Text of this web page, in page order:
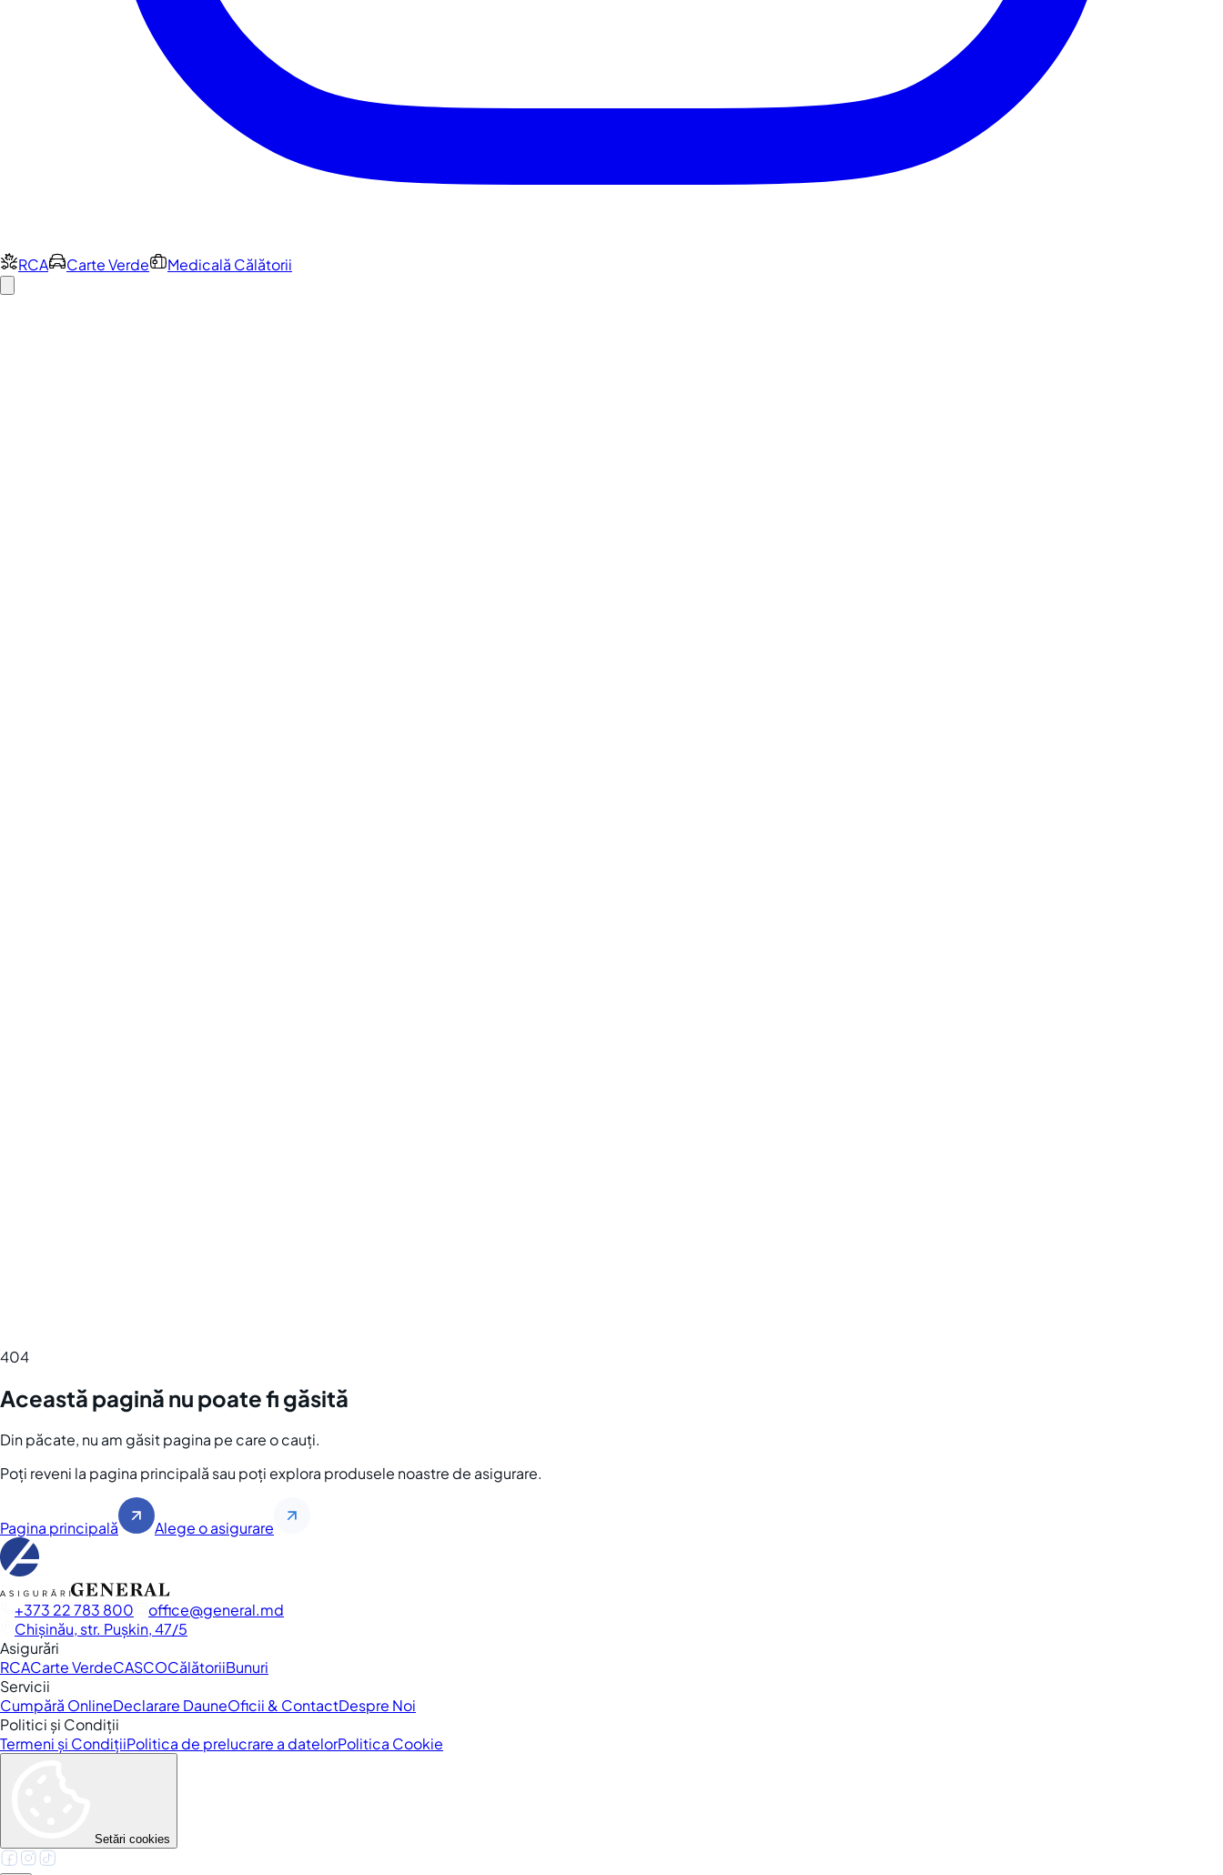
RCA Carte Verde Medicală Călătorii
404
Această pagină nu poate fi găsită
Din păcate, nu am găsit pagina pe care o cauți.
Poți reveni la pagina principală sau poți explora produsele noastre de asigurare.
Pagina principală Alege o asigurare
+373 22 783 800 office
general.md
Chișinău, str. Pușkin, 47/5
Asigurări
RCACarte VerdeCASCOCălătoriiBunuri
Servicii
Cumpără OnlineDeclarare DauneOficii & ContactDespre Noi
Politici și Condiții
Termeni și CondițiiPolitica de prelucrare a datelorPolitica Cookie
Setări cookies